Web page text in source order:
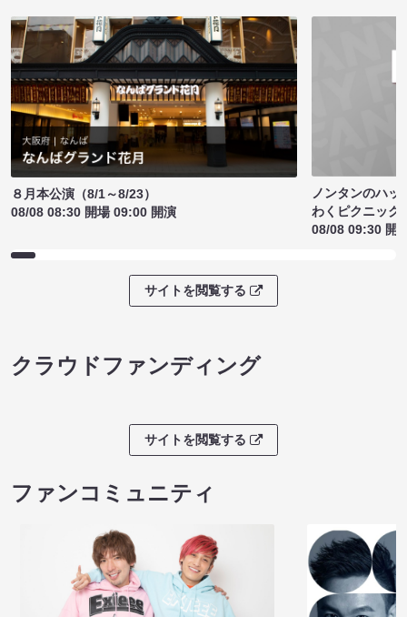
８月本公演（8/1～8/23）
08/08 08:30 開場 09:00 開演
ノンタンのハッ
わくピクニック
08/08 09:30 開
サイトを閲覧する
クラウドファンディング
サイトを閲覧する
ファンコミュニティ